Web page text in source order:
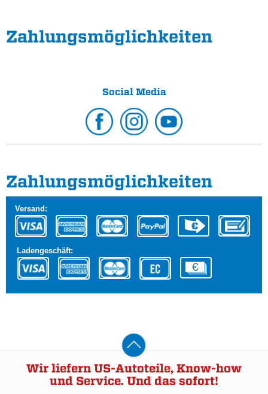
Zahlungs­möglichkeiten
Social Media
Zahlungs­möglichkeiten
Versand:
Ladengeschäft:
Wir liefern US-Autoteile, Know-how
und Service. Und das sofort!